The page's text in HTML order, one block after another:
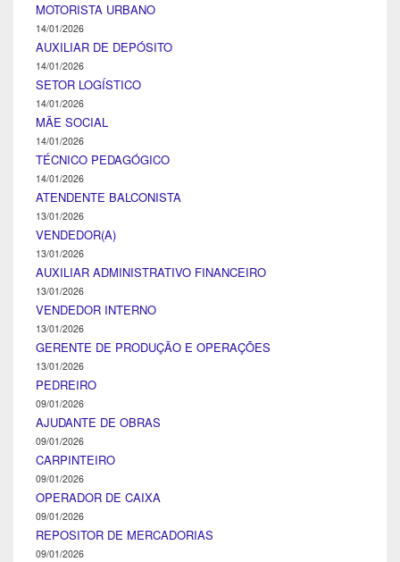
MOTORISTA URBANO
14/01/2026
AUXILIAR DE DEPÓSITO
14/01/2026
SETOR LOGÍSTICO
14/01/2026
MÃE SOCIAL
14/01/2026
TÉCNICO PEDAGÓGICO
14/01/2026
ATENDENTE BALCONISTA
13/01/2026
VENDEDOR(A)
13/01/2026
AUXILIAR ADMINISTRATIVO FINANCEIRO
13/01/2026
VENDEDOR INTERNO
13/01/2026
GERENTE DE PRODUÇÃO E OPERAÇÕES
13/01/2026
PEDREIRO
09/01/2026
AJUDANTE DE OBRAS
09/01/2026
CARPINTEIRO
09/01/2026
OPERADOR DE CAIXA
09/01/2026
REPOSITOR DE MERCADORIAS
09/01/2026